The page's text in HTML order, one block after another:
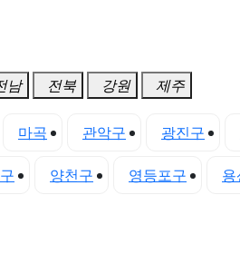
남 전북 강원 제주
마곡 관악구 광진구
양천구 영등포구